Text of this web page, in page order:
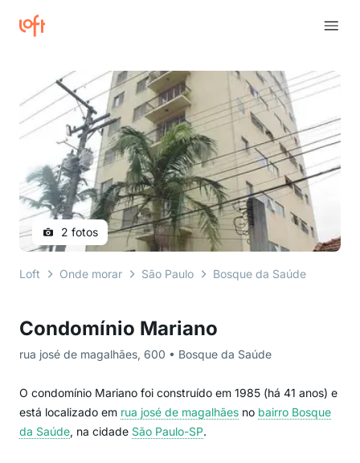
Condomínio Mariano
rua josé de magalhães, 600 • Bosque da Saúde
O condomínio Mariano foi construído em 1985 (há 41 anos) e
está localizado em rua josé de magalhães no bairro Bosque
da Saúde, na cidade São Paulo-SP.
2 fotos
Loft Onde morar São Paulo Bosque da Saúde